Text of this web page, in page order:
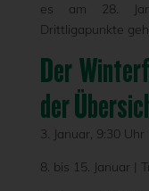
es am 28.
Drittligapunkte
Der
der
3. Januar, 9:30
8. bis 15. Januar |